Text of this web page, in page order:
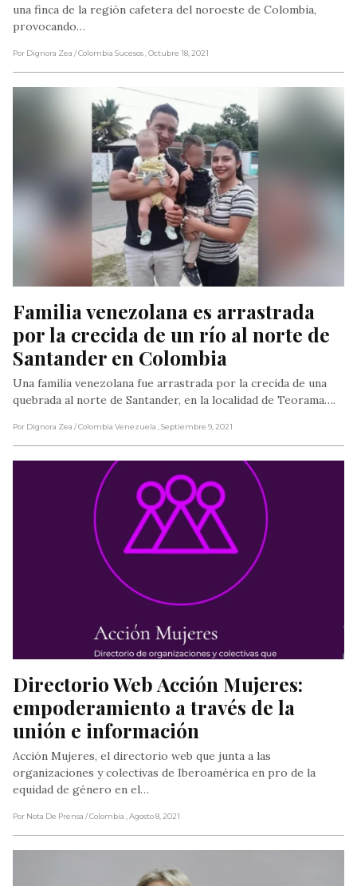
una finca de la región cafetera del noroeste de Colombia,
provocando…
Por Dignora Zea / Colombia Sucesos , Octubre 18, 2021
Familia venezolana es arrastrada
por la crecida de un río al norte de
Santander en Colombia
Una familia venezolana fue arrastrada por la crecida de una
quebrada al norte de Santander, en la localidad de Teorama….
Por Dignora Zea / Colombia Venezuela , Septiembre 9, 2021
Directorio Web Acción Mujeres:
empoderamiento a través de la
unión e información
Acción Mujeres, el directorio web que junta a las
organizaciones y colectivas de Iberoamérica en pro de la
equidad de género en el…
Por Nota De Prensa / Colombia , Agosto 8, 2021